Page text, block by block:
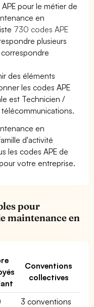
pour le métier de
en
730 codes APE
plusieurs
correspondre
des éléments
les codes APE
est Technicien /
en
d'activité
les codes APE de
votre entreprise.
pour
maintenance en
Conventions
collectives
3 conventions